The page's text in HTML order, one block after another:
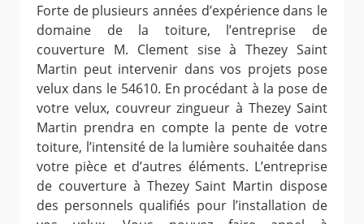
Forte de plusieurs années d’expérience dans le
domaine de la toiture, l’entreprise de
couverture M. Clement sise à Thezey Saint
Martin peut intervenir dans vos projets pose
velux dans le 54610. En procédant à la pose de
votre velux, couvreur zingueur à Thezey Saint
Martin prendra en compte la pente de votre
toiture, l’intensité de la lumière souhaitée dans
votre pièce et d’autres éléments. L’entreprise
de couverture à Thezey Saint Martin dispose
des personnels qualifiés pour l’installation de